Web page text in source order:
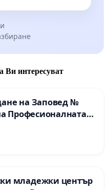
Ви интересуват
на Заповед №
Професионалната
технологии в
по икономика и
младежки център